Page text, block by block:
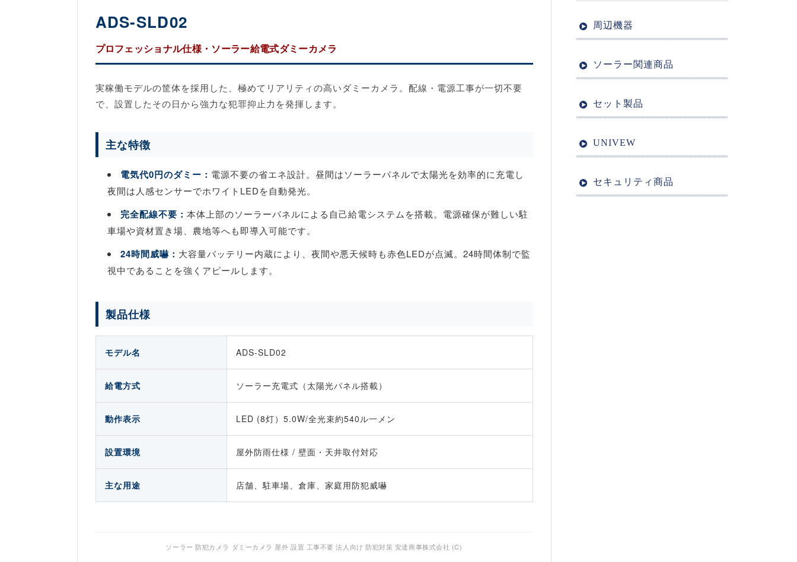
ADS-SLD02
プロフェッショナル仕様・ソーラー給電式ダミーカメラ
実稼働モデルの筐体を採用した、極めてリアリティの高いダミーカメラ。配線・電源工事が一切不要
で、設置したその日から強力な犯罪抑止力を発揮します。
主な特徴
電気代0円のダミー： 電源不要の省エネ設計。昼間はソーラーパネルで太陽光を効率的に充電し
夜間は人感センサーでホワイトLEDを自動発光。
完全配線不要： 本体上部のソーラーパネルによる自己給電システムを搭載。電源確保が難しい駐
車場や資材置き場、農地等へも即導入可能です。
24時間威嚇： 大容量バッテリー内蔵により、夜間や悪天候時も赤色LEDが点滅。24時間体制で監
視中であることを強くアピールします。
製品仕様
モデル名 ADS-SLD02
給電方式 ソーラー充電式（太陽光パネル搭載）
動作表示 LED (8灯）5.0W/全光束約540ル一メン
設置環境 屋外防雨仕様 / 壁面・天井取付対応
主な用途 店舗、駐車場、倉庫、家庭用防犯威嚇
ソーラー 防犯カメラ ダミーカメラ 屋外 設置 工事不要 法人向け 防犯対策 安達商事株式会社 (C)
周辺機器
ソーラー関連商品
セット製品
UNIVEW
セキュリティ商品